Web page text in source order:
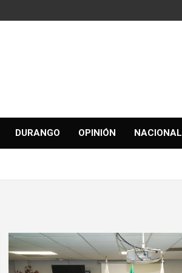
DURANGO OPINIÓN NACIONAL